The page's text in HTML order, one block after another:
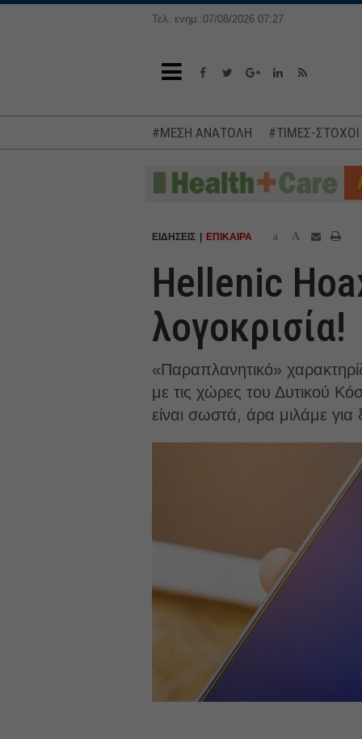
Τελ. ενημ.:07/08/2026 07:27
#ΜΕΣΗ ΑΝΑΤΟΛΗ #ΤΙΜΕΣ-
ΕΙΔΗΣΕΙΣ ΕΠΙΚΑΙΡΑ a A
Hellenic
λογοκρισία!
«Παραπλανητικό»
με τις χώρες του Δυτικού
είναι σωστά, άρα μιλάμε